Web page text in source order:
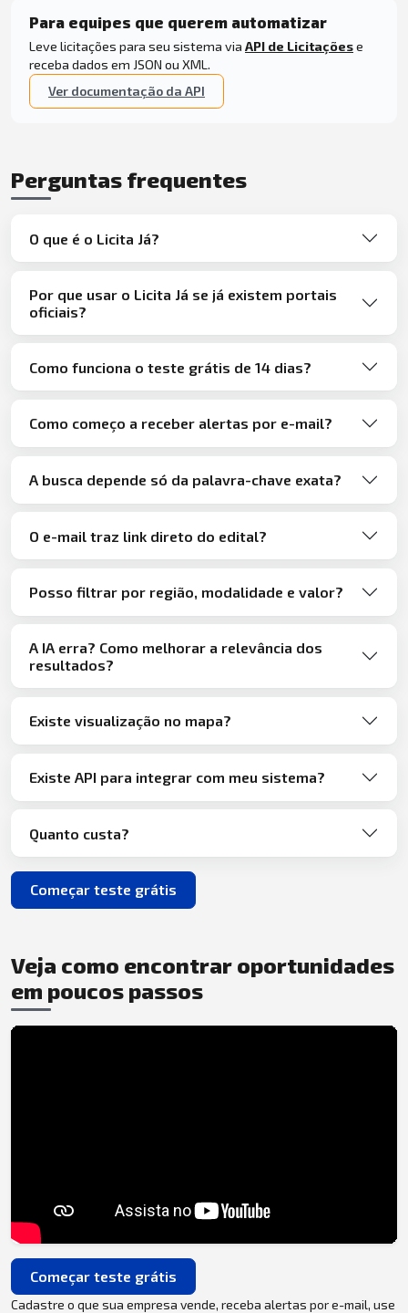
Para equipes que querem automatizar
Leve licitações para seu sistema via API de Licitaçõese
receba dados em JSON ou XML.
Ver documentação da API
Perguntas frequentes
O que é o Licita Já?
Por que usar o Licita Já se já existem portais
oficiais?
Como funciona o teste grátis de 14 dias?
Como começo a receber alertas por e-mail?
A busca depende só da palavra-chave exata?
O e-mail traz link direto do edital?
Posso filtrar por região, modalidade e valor?
A IA erra? Como melhorar a relevância dos
resultados?
Existe visualização no mapa?
Existe API para integrar com meu sistema?
Quanto custa?
Começar teste grátis
Veja como encontrar oportunidades
em poucos passos
Começar teste grátis
Cadastre o que sua empresa vende, receba alertas por e-mail, use